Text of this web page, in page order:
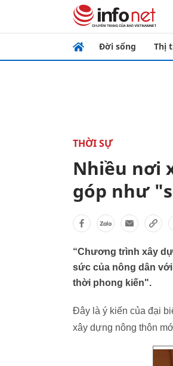
Đời sống Thị
THỜI SỰ
Nhiều nơi
góp như
“Chương trình xây
sức của nông dân
thời phong kiến".
Đây là ý kiến của đại
xây dựng nông thôn